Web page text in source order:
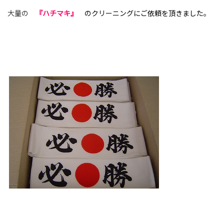
大量の 『ハチマキ』 のクリーニングにご依頼を頂きました。